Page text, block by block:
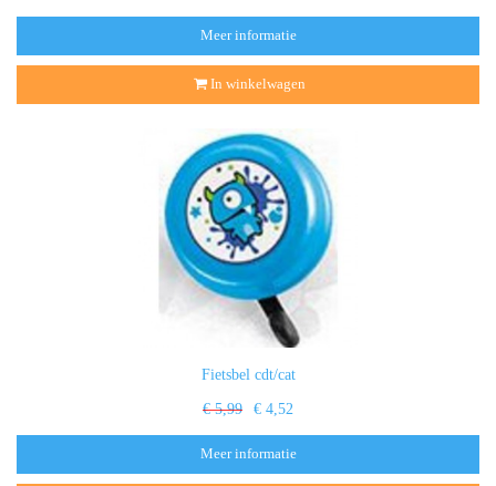
Meer informatie
In winkelwagen
Fietsbel cdt/cat
€ 5,99 € 4,52
Meer informatie